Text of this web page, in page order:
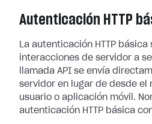
Autenticación HTTP
La autenticación HTTP básica
interacciones de servidor a
llamada API se envía
servidor en lugar de desde el
usuario o aplicación móvil.
autenticación HTTP básica